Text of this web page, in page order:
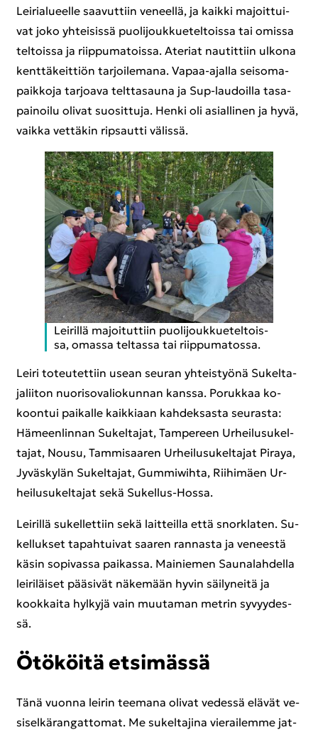
Lei­ria­lu­eel­le saa­vut­tiin ve­neel­lä, ja kaik­ki ma­joit­tui­
vat joko yh­tei­sis­sä puo­li­jouk­kue­tel­tois­sa tai omis­sa
tel­tois­sa ja riip­pu­ma­tois­sa. Ate­riat nau­tit­tiin ul­ko­na
kent­tä­keit­tiön tar­joi­le­ma­na. Vapaa-​ajalla sei­so­ma­
paik­ko­ja tar­joa­va telt­ta­sau­na ja Sup-​laudoilla ta­sa­
pai­noi­lu oli­vat suo­sit­tu­ja. Henki oli asial­li­nen ja hyvä,
vaik­ka vet­tä­kin rip­saut­ti vä­lis­sä.
Lei­ril­lä ma­joi­tut­tiin puo­li­jouk­kue­tel­tois­
sa, omas­sa tel­tas­sa tai riip­pu­ma­tos­sa.
Leiri to­teu­tet­tiin usean seu­ran yh­teis­työ­nä Su­kel­ta­
ja­lii­ton nuo­ri­so­va­lio­kun­nan kans­sa. Po­ruk­kaa ko­
koon­tui pai­kal­le kaik­ki­aan kah­dek­sas­ta seu­ras­ta:
Hä­meen­lin­nan Su­kel­ta­jat, Tam­pe­reen Ur­hei­lusu­kel­
ta­jat, Nousu, Tam­mi­saa­ren Ur­hei­lusu­kel­ta­jat Pi­raya,
Jy­väs­ky­län Su­kel­ta­jat, Gummiwihta, Rii­hi­mäen Ur­
hei­lusu­kel­ta­jat sekä Sukellus-​Hossa.
Lei­ril­lä su­kel­let­tiin sekä lait­teil­la että snorkla­ten. Su­
kel­luk­set ta­pah­tui­vat saa­ren ran­nas­ta ja ve­nees­tä
käsin so­pi­vas­sa pai­kas­sa. Mai­nie­men Sau­na­lah­del­la
lei­ri­läi­set pää­si­vät nä­ke­mään hyvin säi­ly­nei­tä ja
kook­kai­ta hyl­ky­jä vain muu­ta­man met­rin sy­vyy­des­
sä.
Ötö­köi­tä et­si­mäs­sä
Tänä vuon­na lei­rin tee­ma­na oli­vat ve­des­sä elä­vät ve­
si­sel­kä­ran­gat­to­mat. Me su­kel­ta­ji­na vie­rai­lem­me jat­